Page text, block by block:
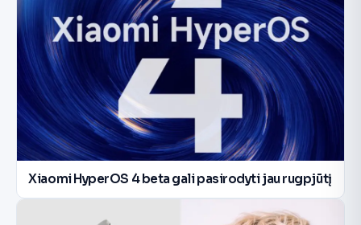
Xiaomi HyperOS 4 beta gali pasirodyti jau rugpjūtį